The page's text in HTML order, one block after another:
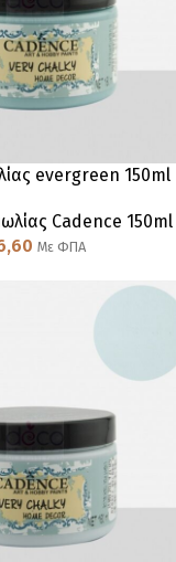
evergreen 150ml
Cadence 150ml
Με ΦΠΑ